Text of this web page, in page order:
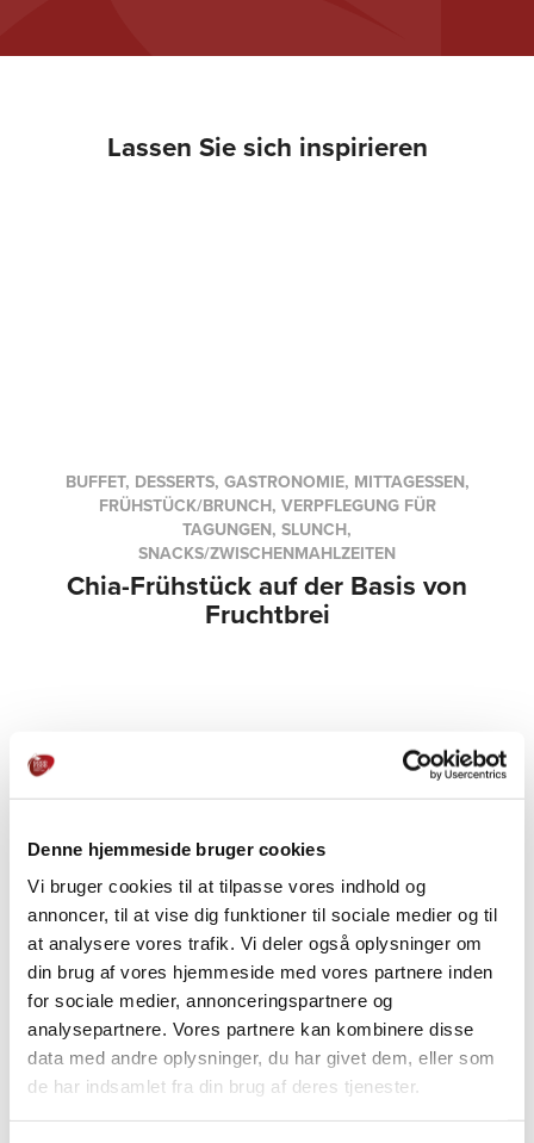
Denne hjemmeside bruger cookies
Vi bruger cookies til at tilpasse vores indhold og
annoncer, til at vise dig funktioner til sociale medier og til
at analysere vores trafik. Vi deler også oplysninger om
din brug af vores hjemmeside med vores partnere inden
for sociale medier, annonceringspartnere og
analysepartnere. Vores partnere kan kombinere disse
data med andre oplysninger, du har givet dem, eller som
de har indsamlet fra din brug af deres tjenester.
Lassen Sie sich inspirieren
BUFFET, DESSERTS, GASTRONOMIE, MITTAGESSEN,
FRÜHSTÜCK/BRUNCH, VERPFLEGUNG FÜR
TAGUNGEN, SLUNCH,
SNACKS/ZWISCHENMAHLZEITEN
Chia-Frühstück auf der Basis von
Fruchtbrei
PRODUKTE
Weitere Informationen